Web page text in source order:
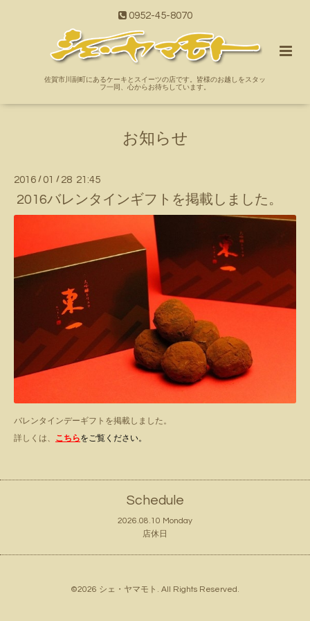
0952-45-8070
佐賀市川副町にあるケーキとスイーツの店です。皆様のお越しをスタッ
フ一同、心からお待ちしています。
お知らせ
2016 / 01 / 28 21:45
2016バレンタインギフトを掲載しました。
バレンタインデーギフトを掲載しました。
詳しくは、 こちらをご覧ください。
Schedule
2026.08.10 Monday
店休日
©2026 シェ・ヤマモト . All Rights Reserved.